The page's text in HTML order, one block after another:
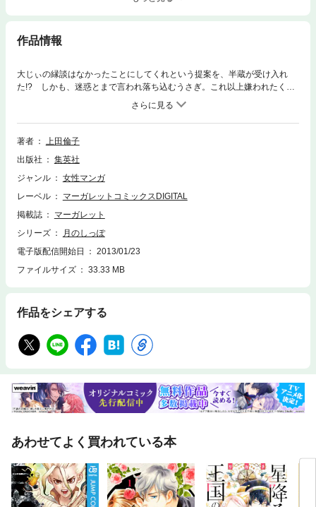
作品情報
大じぃの縁談はなかったことにしてくれという提案を、半蔵が受け入れ
た!? しかも、迷惑とまで言われ落ち込むうさぎ。これ以上嫌われたくな
くて故郷に戻ったうさぎに五右衛門が…!?
著者
上田倫子
出版社
集英社
ジャンル
女性マンガ
レーベル
マーガレットコミックスDIGITAL
掲載誌
マーガレット
シリーズ
月のしっぽ
電子版配信開始日
2013/01/23
ファイルサイズ
33.33 MB
作品をシェアする
あわせてよく買われている本